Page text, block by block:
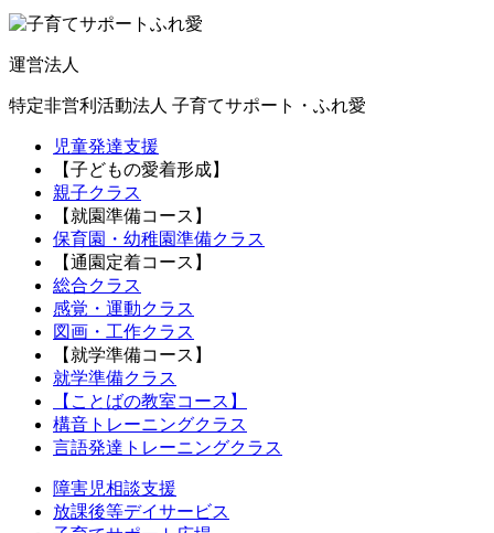
運営法人
特定非営利活動法人 子育てサポート・ふれ愛
児童発達支援
【子どもの愛着形成】
親子クラス
【就園準備コース】
保育園・幼稚園準備クラス
【通園定着コース】
総合クラス
感覚・運動クラス
図画・工作クラス
【就学準備コース】
就学準備クラス
【ことばの教室コース】
構音トレーニングクラス
言語発達トレーニングクラス
障害児相談支援
放課後等デイサービス